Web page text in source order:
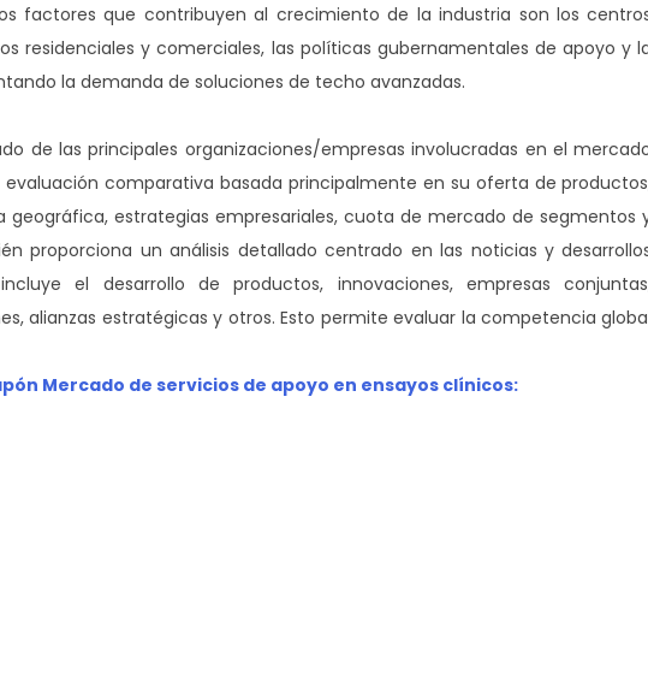
factores que contribuyen al crecimiento de la industria son los
residenciales y comerciales, las políticas gubernamentales de apoyo y
la demanda de soluciones de techo avanzadas.
de las principales organizaciones/empresas involucradas en el
comparativa basada principalmente en su oferta de
geográfica, estrategias empresariales, cuota de mercado de segmentos
proporciona un análisis detallado centrado en las noticias y
el desarrollo de productos, innovaciones, empresas
alianzas estratégicas y otros. Esto permite evaluar la competencia
Mercado de servicios de apoyo en ensayos clínicos: